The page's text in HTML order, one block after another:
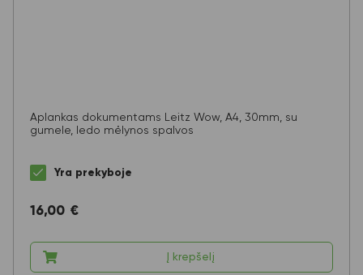
Aplankas dokumentams Leitz Wow, A4, 30mm, su
gumele, ledo mėlynos spalvos
Yra prekyboje
16,00 €
Į krepšelį